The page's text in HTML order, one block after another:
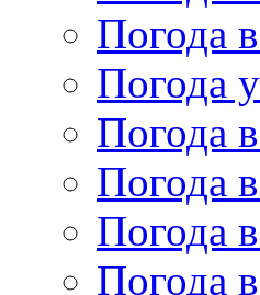
Погода
Погода
Погода в
Погода
Погода
Погода